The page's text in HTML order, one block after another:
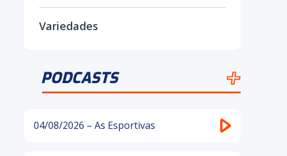
Variedades
PODCASTS
04/08/2026 – As Esportivas